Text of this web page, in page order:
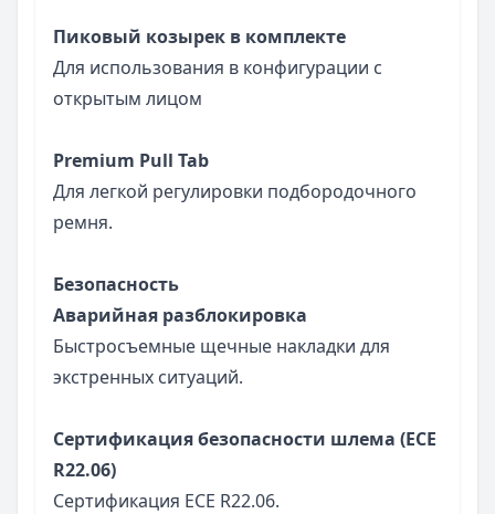
Пиковый козырек в комплекте
Для использования в конфигурации с
открытым лицом
Premium Pull Tab
Для легкой регулировки подбородочного
ремня.
Безопасность
Аварийная разблокировка
Быстросъемные щечные накладки для
экстренных ситуаций.
Сертификация безопасности шлема (ECE
R22.06)
Сертификация ECE R22.06.